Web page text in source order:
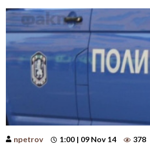
npetrov 1:00 | 09 Nov 14 378